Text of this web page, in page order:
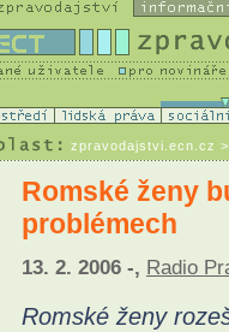
zpravodajstvi.ecn.cz
Romské ženy
problémech
13. 2. 2006 -, Radio
Romské ženy